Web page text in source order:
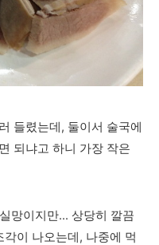
들렸는데, 둘이서 술국에
되냐고 하니 가장 작은
망이지만... 상당히 깔끔
이 나오는데, 나중에 먹